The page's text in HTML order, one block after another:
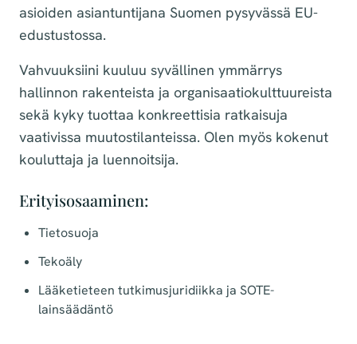
asioiden asiantuntijana Suomen pysyvässä EU-
edustustossa.
Vahvuuksiini kuuluu syvällinen ymmärrys
hallinnon rakenteista ja organisaatiokulttuureista
sekä kyky tuottaa konkreettisia ratkaisuja
vaativissa muutostilanteissa. Olen myös kokenut
kouluttaja ja luennoitsija.
Erityisosaaminen:
Tietosuoja
Tekoäly
Lääketieteen tutkimusjuridiikka ja SOTE-
lainsäädäntö